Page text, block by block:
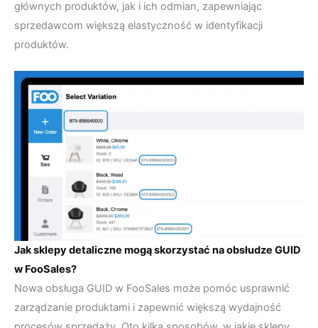
głównych produktów, jak i ich odmian, zapewniając
sprzedawcom większą elastyczność w identyfikacji
produktów.
Jak sklepy detaliczne mogą skorzystać na obsłudze GUID
w FooSales?
Nowa obsługa GUID w FooSales może pomóc usprawnić
zarządzanie produktami i zapewnić większą wydajność